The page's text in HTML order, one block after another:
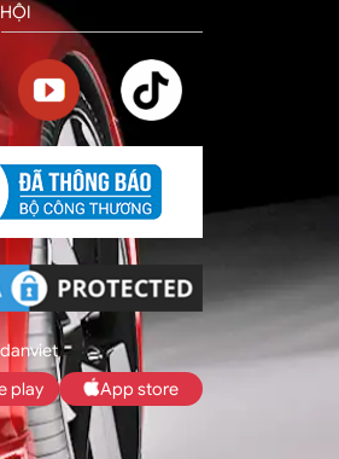
play
App store